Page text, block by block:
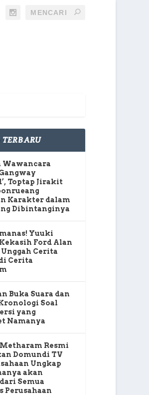
TERBARU
Wawancara
Toptap Jirakit
Karakter dalam
Dibintanginya
Yuuki
Ford Alan
Cerita
Cerita
Buka Suara dan
Soal
yang
Namanya
Resmi
Domundi TV
Ungkap
akan
Semua
Perusahaan